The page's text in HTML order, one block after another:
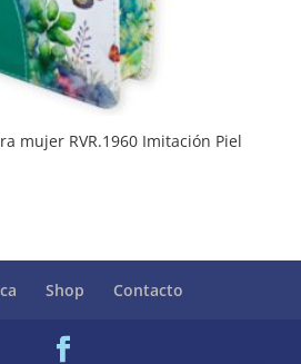
mujer RVR.1960 Imitación Piel
Shop Contacto